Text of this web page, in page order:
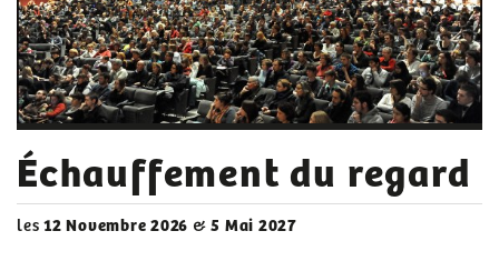
Échauffement du regard
les 12 Novembre 2026 &5 Mai 2027